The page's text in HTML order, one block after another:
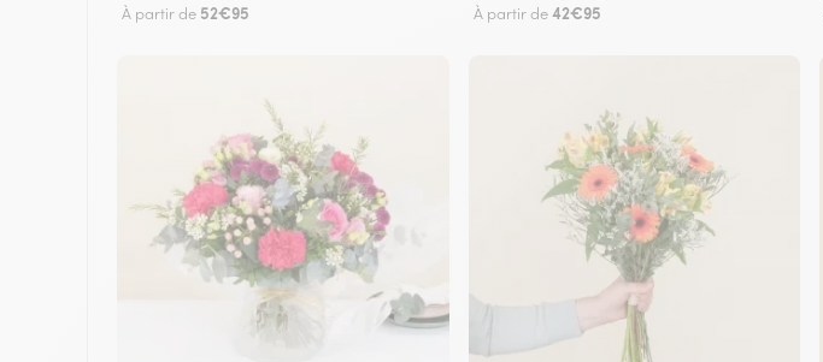
À partir de 52€95 À partir de42€95